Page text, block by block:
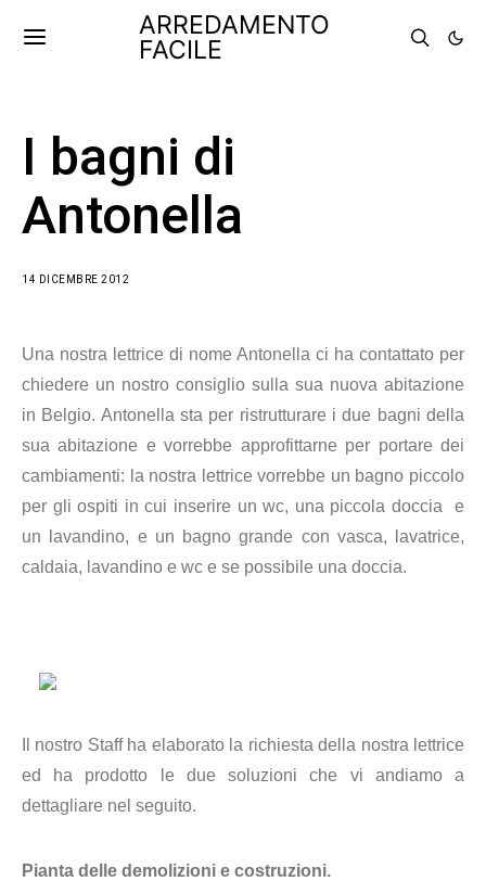
ARREDAMENTO
FACILE
I bagni di
Antonella
14 DICEMBRE 2012
Una nostra lettrice di nome Antonella ci ha contattato per
chiedere un nostro consiglio sulla sua nuova abitazione
in Belgio. Antonella sta per ristrutturare i due bagni della
sua abitazione e vorrebbe approfittarne per portare dei
cambiamenti: la nostra lettrice vorrebbe un bagno piccolo
per gli ospiti in cui inserire un wc, una piccola doccia e
un lavandino, e un bagno grande con vasca, lavatrice,
caldaia, lavandino e wc e se possibile una doccia.
Il nostro Staff ha elaborato la richiesta della nostra lettrice
ed ha prodotto le due soluzioni che vi andiamo a
dettagliare nel seguito.
Pianta delle demolizioni e costruzioni.